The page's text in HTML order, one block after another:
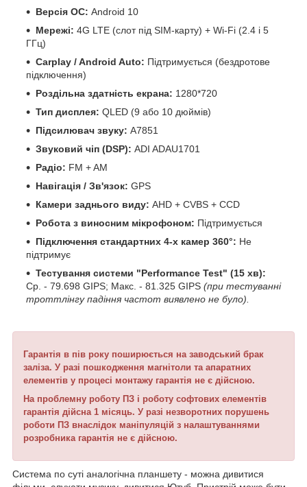
Версія ОС: Android 10
Мережі: 4G LTE (слот під SIM-карту) + Wi-Fi (2.4 і 5
ГГц)
Carplay / Android Auto: Підтримується (бездротове
підключення)
Роздільна здатність екрана: 1280*720
Тип дисплея: QLED (9 або 10 дюймів)
Підсилювач звуку: A7851
Звуковий чіп (DSP): ADI ADAU1701
Радіо: FM + AM
Навігація / Зв'язок: GPS
Камери заднього виду: AHD + CVBS + CCD
Робота з виносним мікрофоном: Підтримується
Підключення стандартних 4-х камер 360°: Не
підтримує
Тестування системи "Performance Test" (15 хв):
Ср. - 79.698 GIPS; Макс. - 81.325 GIPS (при тестуванні
троттлінгу падіння частот виявлено не було).
Гарантія в пів року поширюється на заводський брак
заліза. У разі пошкодження магнітоли та апаратних
елементів у процесі монтажу гарантія не є дійсною.
На проблемну роботу ПЗ і роботу софтових елементів
гарантія дійсна 1 місяць. У разі незворотних порушень
роботи ПЗ внаслідок маніпуляцій з налаштуваннями
розробника гарантія не є дійсною.
Система по суті аналогічна планшету - можна дивитися